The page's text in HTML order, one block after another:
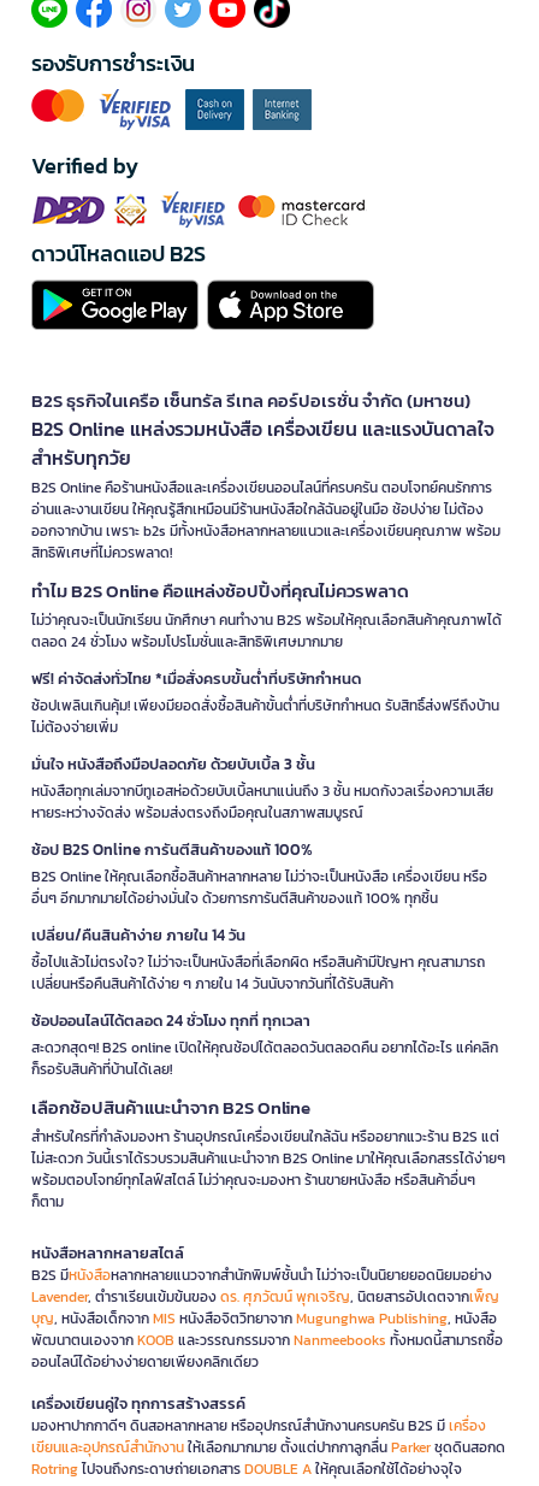
รองรับการชำระเงิน
Verified by
ดาวน์โหลดแอป B2S
B2S ธุรกิจในเครือ เซ็นทรัล รีเทล คอร์ปอเรชั่น จำกัด (มหาชน)
B2S Online แหล่งรวมหนังสือ เครื่องเขียน และแรงบันดาลใจ
สำหรับทุกวัย
B2S Online คือร้านหนังสือและเครื่องเขียนออนไลน์ที่ครบครัน ตอบโจทย์คนรักการ
อ่านและงานเขียน ให้คุณรู้สึกเหมือนมีร้านหนังสือใกล้ฉันอยู่ในมือ ช้อปง่าย ไม่ต้อง
ออกจากบ้าน เพราะ b2s มีทั้งหนังสือหลากหลายแนวและเครื่องเขียนคุณภาพ พร้อม
สิทธิพิเศษที่ไม่ควรพลาด!
ทำไม B2S Online คือแหล่งช้อปปิ้งที่คุณไม่ควรพลาด
ไม่ว่าคุณจะเป็นนักเรียน นักศึกษา คนทำงาน B2S พร้อมให้คุณเลือกสินค้าคุณภาพได้
ตลอด 24 ชั่วโมง พร้อมโปรโมชั่นและสิทธิพิเศษมากมาย
ฟรี! ค่าจัดส่งทั่วไทย *เมื่อสั่งครบขั้นต่ำที่บริษัทกำหนด
ช้อปเพลินเกินคุ้ม! เพียงมียอดสั่งซื้อสินค้าขั้นต่ำที่บริษัทกำหนด รับสิทธิ์ส่งฟรีถึงบ้าน
ไม่ต้องจ่ายเพิ่ม
มั่นใจ หนังสือถึงมือปลอดภัย ด้วยบับเบิ้ล 3 ชั้น
หนังสือทุกเล่มจากบีทูเอสห่อด้วยบับเบิ้ลหนาแน่นถึง 3 ชั้น หมดกังวลเรื่องความเสีย
หายระหว่างจัดส่ง พร้อมส่งตรงถึงมือคุณในสภาพสมบูรณ์
ช้อป B2S Online การันตีสินค้าของแท้ 100%
B2S Online ให้คุณเลือกซื้อสินค้าหลากหลาย ไม่ว่าจะเป็นหนังสือ เครื่องเขียน หรือ
อื่นๆ อีกมากมายได้อย่างมั่นใจ ด้วยการการันตีสินค้าของแท้ 100% ทุกชิ้น
เปลี่ยน/คืนสินค้าง่าย ภายใน 14 วัน
ซื้อไปแล้วไม่ตรงใจ? ไม่ว่าจะเป็นหนังสือที่เลือกผิด หรือสินค้ามีปัญหา คุณสามารถ
เปลี่ยนหรือคืนสินค้าได้ง่าย ๆ ภายใน 14 วันนับจากวันที่ได้รับสินค้า
ช้อปออนไลน์ได้ตลอด 24 ชั่วโมง ทุกที่ ทุกเวลา
สะดวกสุดๆ! B2S online เปิดให้คุณช้อปได้ตลอดวันตลอดคืน อยากได้อะไร แค่คลิก
ก็รอรับสินค้าที่บ้านได้เลย!
เลือกช้อปสินค้าแนะนำจาก B2S Online
สำหรับใครที่กำลังมองหา ร้านอุปกรณ์เครื่องเขียนใกล้ฉัน หรืออยากแวะร้าน B2S แต่
ไม่สะดวก วันนี้เราได้รวบรวมสินค้าแนะนำจาก B2S Online มาให้คุณเลือกสรรได้ง่ายๆ
พร้อมตอบโจทย์ทุกไลฟ์สไตล์ ไม่ว่าคุณจะมองหา ร้านขายหนังสือ หรือสินค้าอื่นๆ
ก็ตาม
หนังสือหลากหลายสไตล์
B2S มีหนังสือหลากหลายแนวจากสำนักพิมพ์ชั้นนำ ไม่ว่าจะเป็นนิยายยอดนิยมอย่าง
Lavender, ตำราเรียนเข้มข้นของดร. ศุภวัฒน์ พุกเจริญ, นิตยสารอัปเดตจากเพ็ญ
บุญ, หนังสือเด็กจากMIS หนังสือจิตวิทยาจากMugunghwa Publishing, หนังสือ
พัฒนาตนเองจากKOOB และวรรณกรรมจากNanmeebooks ทั้งหมดนี้สามารถซื้อ
ออนไลน์ได้อย่างง่ายดายเพียงคลิกเดียว
เครื่องเขียนคู่ใจ ทุกการสร้างสรรค์
มองหาปากกาดีๆ ดินสอหลากหลาย หรืออุปกรณ์สำนักงานครบครัน B2S มีเครื่อง
เขียนและอุปกรณ์สำนักงานให้เลือกมากมาย ตั้งแต่ปากกาลูกลื่นParkerชุดดินสอกด
Rotringไปจนถึงกระดาษถ่ายเอกสารDOUBLE Aให้คุณเลือกใช้ได้อย่างจุใจ